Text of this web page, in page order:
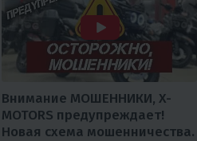
Внимание МОШЕННИКИ, X-
MOTORS предупреждает!
Новая схема мошенничества.